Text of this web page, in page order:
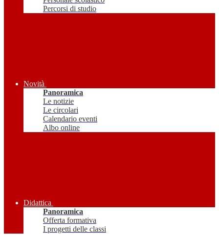
Percorsi di studio
Novità
Panoramica
Le notizie
Le circolari
Calendario eventi
Albo online
Didattica
Panoramica
Offerta formativa
I progetti delle classi